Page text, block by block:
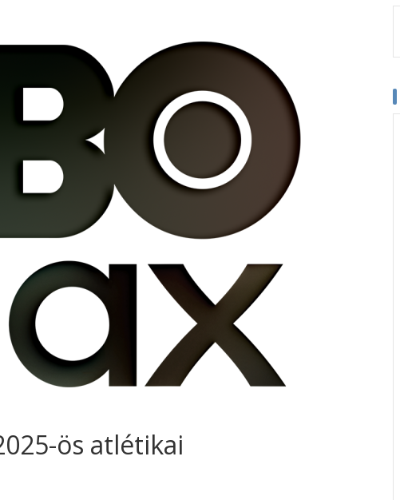
ös atlétikai